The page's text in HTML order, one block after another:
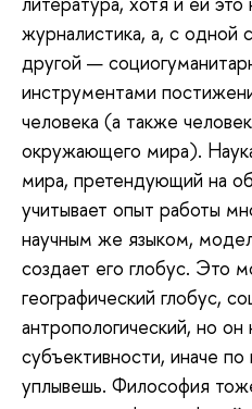
журналистика, а, с одной
другой —
инструментами
человека (а также
окружающего мира).
мира, претендующий на
учитывает опыт работы
научным же языком,
создает его глобус. Это
географический глобус,
антропологический, но он
субъективности, иначе
уплывешь. Философия